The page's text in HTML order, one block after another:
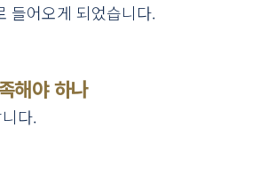
들어오게 되었습니다.
해야 하나
다.